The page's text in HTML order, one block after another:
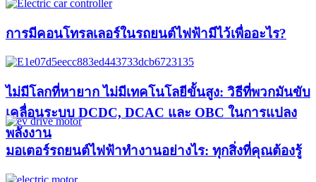
การมีคอนโทรลเลอร์ในรถยนต์ไฟฟ้ามีไว้เพื่ออะไร?
ไม่มีโลกที่หายาก ไม่มีเทคโนโลยีขั้นสูง: วิธีที่พวกมันขับ
เคลื่อนระบบ DCDC, DCAC และ OBC ในการแปลง
พลังงาน
มอเตอร์รถยนต์ไฟฟ้าทำงานอย่างไร: ทุกสิ่งที่คุณต้องรู้